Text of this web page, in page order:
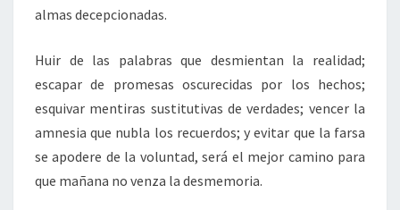
almas decepcionadas.
Huir de las palabras que desmientan la realidad;
escapar de promesas oscurecidas por los hechos;
esquivar mentiras sustitutivas de verdades; vencer la
amnesia que nubla los recuerdos; y evitar que la farsa
se apodere de la voluntad, será el mejor camino para
que mañana no venza la desmemoria.